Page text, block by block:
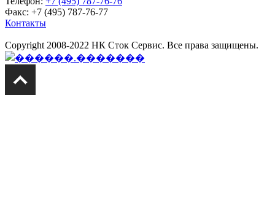
Факс: +7 (495) 787-76-77
Контакты
Copyright 2008-2022 НК Сток Сервис. Все права защищены.